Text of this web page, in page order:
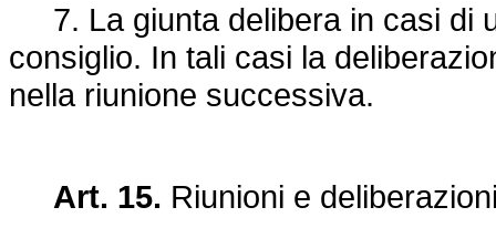
7. La giunta delibera in casi di
consiglio. In tali casi la
nella riunione successiva.
Art. 15. Riunioni e